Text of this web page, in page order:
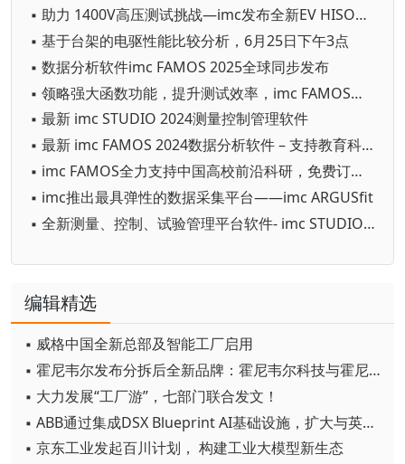
▪ 助力 1400V高压测试挑战—imc发布全新EV HISO测温模块
▪ 基于台架的电驱性能比较分析，6月25日下午3点
▪ 数据分析软件imc FAMOS 2025全球同步发布
▪ 领略强大函数功能，提升测试效率，imc FAMOS免费软件培训
▪ 最新 imc STUDIO 2024测量控制管理软件
▪ 最新 imc FAMOS 2024数据分析软件 – 支持教育科研免费订阅、在线课堂
▪ imc FAMOS全力支持中国高校前沿科研，免费订阅2023信号分析软件
▪ imc推出最具弹性的数据采集平台——imc ARGUSfit
▪ 全新测量、控制、试验管理平台软件- imc STUDIO 2023 用户界面更易用，工作流程更高效
编辑精选
▪ 威格中国全新总部及智能工厂启用
▪ 霍尼韦尔发布分拆后全新品牌：霍尼韦尔科技与霍尼韦尔航空航天
▪ 大力发展“工厂游”，七部门联合发文！
▪ ABB通过集成DSX Blueprint AI基础设施，扩大与英伟达的合作
▪ 京东工业发起百川计划， 构建工业大模型新生态